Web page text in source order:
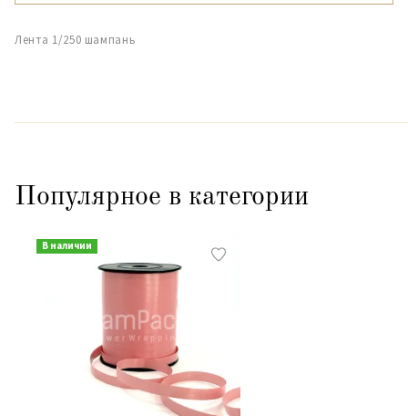
Лента 1/250 шампань
Популярное в категории
В наличии